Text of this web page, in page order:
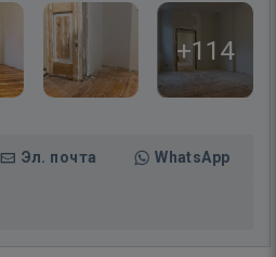
+114
Эл. почта WhatsApp